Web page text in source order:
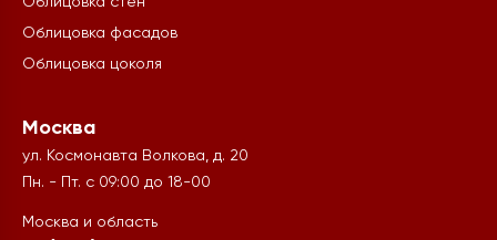
Облицовка фасадов
Облицовка цоколя
Москва
ул. Космонавта Волкова, д. 20
Пн. - Пт. с 09:00 до 18-00
Москва и область